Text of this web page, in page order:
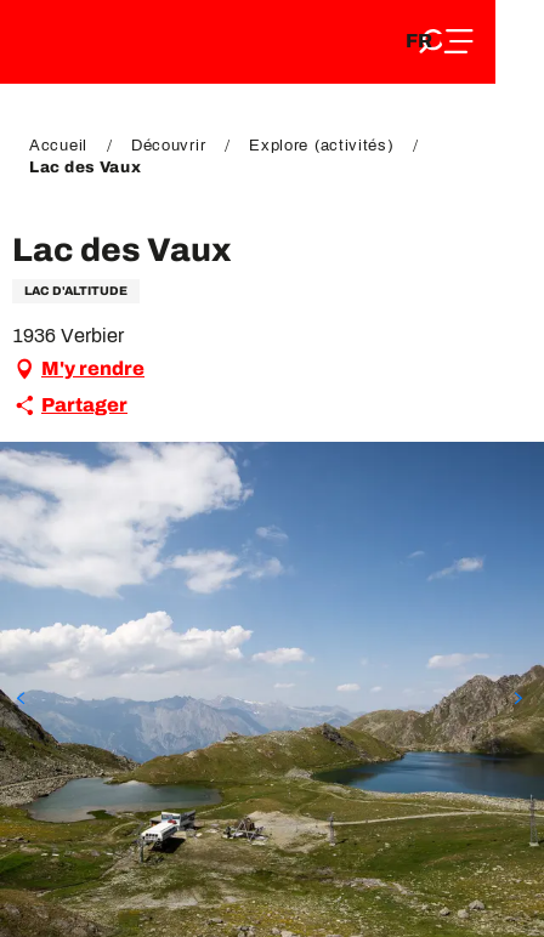
DE
FR
EN
Accueil Découvrir
Explore (activités)
Lac des Vaux
Lac des Vaux
LAC D'ALTITUDE
1936 Verbier
M'y rendre
Partager